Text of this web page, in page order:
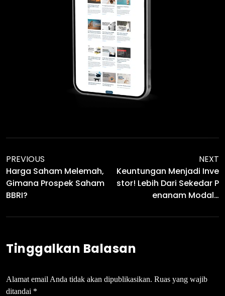
PREVIOUS
Harga Saham Melemah,
Gimana Prospek Saham
BBRI?
NEXT
Keuntungan Menjadi Inve
Stor! Lebih Dari Sekedar P
Enanam Modal…
Tinggalkan Balasan
Alamat email Anda tidak akan dipublikasikan. Ruas yang wajib
ditandai *